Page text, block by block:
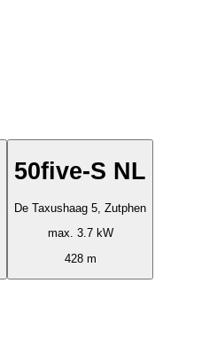
50five-S NL
De Taxushaag 5, Zutphen
max. 3.7 kW
428 m